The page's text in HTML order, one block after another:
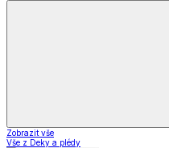
Zobrazit vše
Vše z Deky a plédy